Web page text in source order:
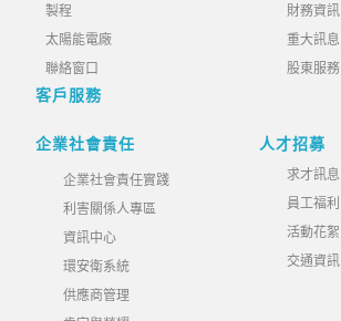
製程
太陽能電廠
聯絡窗口
客戶服務
財務資訊
重大訊息
股東服務
企業社會責任
企業社會責任實踐
利害關係人專區
資訊中心
環安衛系統
供應商管理
人才招募
求才訊息
員工福利
活動花絮
交通資訊